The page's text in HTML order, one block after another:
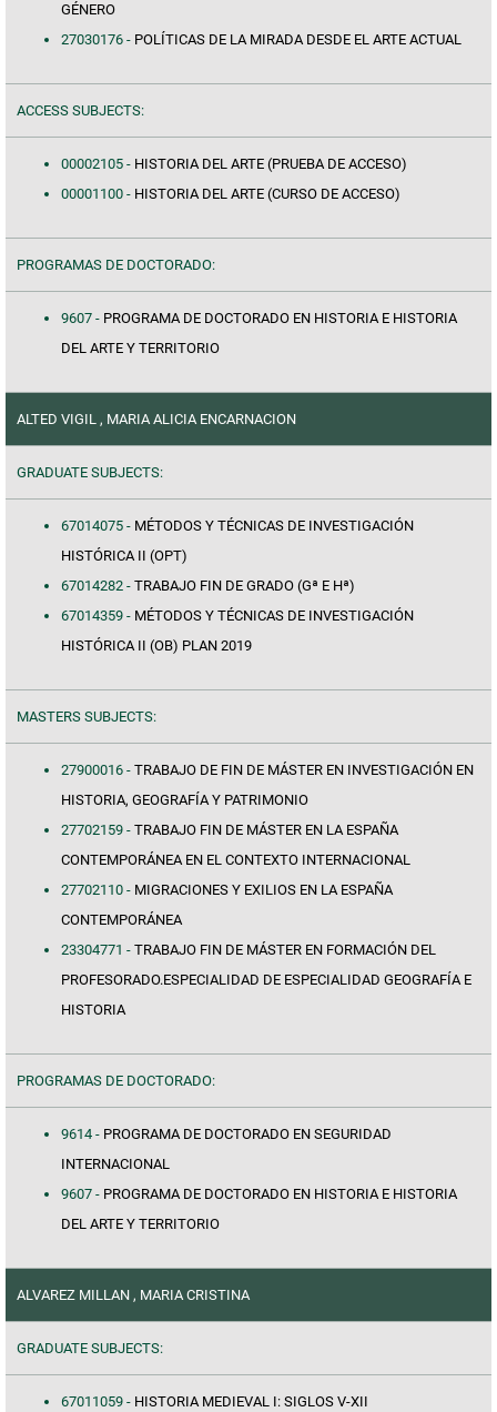
GÉNERO
27030176 - POLÍTICAS DE LA MIRADA DESDE EL ARTE ACTUAL
ACCESS SUBJECTS:
00002105 - HISTORIA DEL ARTE (PRUEBA DE ACCESO)
00001100 - HISTORIA DEL ARTE (CURSO DE ACCESO)
PROGRAMAS DE DOCTORADO:
9607 - PROGRAMA DE DOCTORADO EN HISTORIA E HISTORIA
DEL ARTE Y TERRITORIO
ALTED VIGIL , MARIA ALICIA ENCARNACION
GRADUATE SUBJECTS:
67014075 - MÉTODOS Y TÉCNICAS DE INVESTIGACIÓN
HISTÓRICA II (OPT)
67014282 - TRABAJO FIN DE GRADO (Gª E Hª)
67014359 - MÉTODOS Y TÉCNICAS DE INVESTIGACIÓN
HISTÓRICA II (OB) PLAN 2019
MASTERS SUBJECTS:
27900016 - TRABAJO DE FIN DE MÁSTER EN INVESTIGACIÓN EN
HISTORIA, GEOGRAFÍA Y PATRIMONIO
27702159 - TRABAJO FIN DE MÁSTER EN LA ESPAÑA
CONTEMPORÁNEA EN EL CONTEXTO INTERNACIONAL
27702110 - MIGRACIONES Y EXILIOS EN LA ESPAÑA
CONTEMPORÁNEA
23304771 - TRABAJO FIN DE MÁSTER EN FORMACIÓN DEL
PROFESORADO.ESPECIALIDAD DE ESPECIALIDAD GEOGRAFÍA E
HISTORIA
PROGRAMAS DE DOCTORADO:
9614 - PROGRAMA DE DOCTORADO EN SEGURIDAD
INTERNACIONAL
9607 - PROGRAMA DE DOCTORADO EN HISTORIA E HISTORIA
DEL ARTE Y TERRITORIO
ALVAREZ MILLAN , MARIA CRISTINA
GRADUATE SUBJECTS:
67011059 - HISTORIA MEDIEVAL I: SIGLOS V-XII